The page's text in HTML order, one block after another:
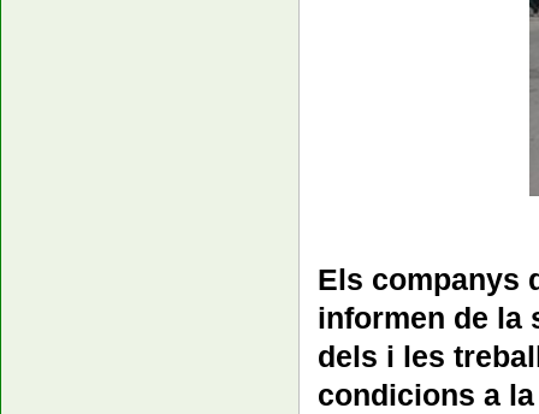
Els companys
informen de la
dels i les
condicions a